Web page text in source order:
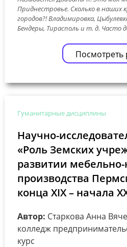
Приднестровье. Сколько в наших
городов?! Владимировка,
Бендеры, Тирасполь и т. д. Часто
Посмотреть
Гуманитарные дисциплины
Научно-
«Роль Земских
развитии мебельно-
производства
конца XIX – начала
Автор: Старкова Анна
колледж
курс